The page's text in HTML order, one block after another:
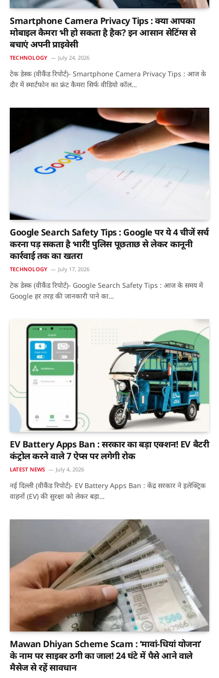
Smartphone Camera Privacy Tips : क्या आपका
मोबाइल कैमरा भी हो सकता है हैक? इन आसान सेटिंग्स से
बचाएं अपनी प्राइवेसी
TECHNOLOGY July 24, 2026
टेक डेस्क (वीकैंड रिपोर्ट)- Smartphone Camera Privacy Tips : आज के
दौर में स्मार्टफोन का फ्रंट कैमरा सिर्फ वीडियो कॉल…
Google Search Safety Tips : Google पर ये 4 चीजें सर्च
करना पड़ सकता है भारी! पुलिस पूछताछ से लेकर कानूनी
कार्रवाई तक का खतरा
TECHNOLOGY July 17, 2026
टेक डेस्क (वीकैंड रिपोर्ट)- Google Search Safety Tips : आज के समय में
Google हर तरह की जानकारी पाने का…
EV Battery Apps Ban : सरकार का बड़ा एक्शन! EV बैटरी
कंट्रोल करने वाले 7 ऐप्स पर लगेगी रोक
LATEST NEWS July 4, 2026
नई दिल्ली (वीकैंड रिपोर्ट)- EV Battery Apps Ban : केंद्र सरकार ने इलेक्ट्रिक
वाहनों (EV) की सुरक्षा को लेकर बड़ा…
Mawan Dhiyan Scheme Scam : ‘मावां-धियां योजना’
के नाम पर साइबर ठगी का जाल! 24 घंटे में पैसे आने वाले
मैसेज से रहें सावधान